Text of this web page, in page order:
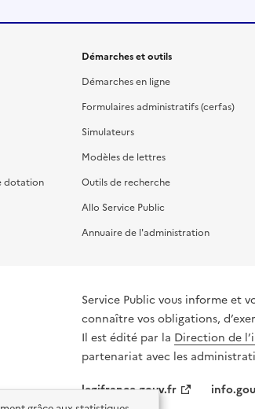
dotation
Démarches et outils
Démarches en ligne
Formulaires administratifs (cerfas)
Simulateurs
Modèles de lettres
Outils de recherche
Allo Service Public
Annuaire de l'administration
Service Public vous informe et
connaître vos obligations,
Il est édité par la Direction de
partenariat avec les
legifrance.gouv.fr